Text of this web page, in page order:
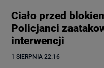
Ciało przed
Policjanci
interwencji
1 SIERPNIA 22:16